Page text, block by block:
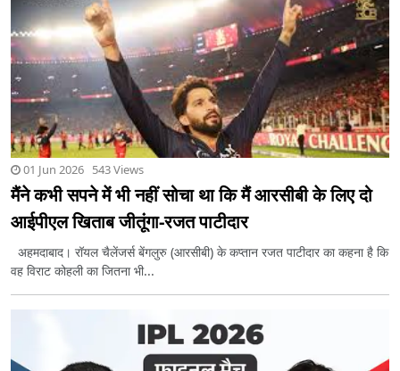
01 Jun 2026 543 Views
मैंने कभी सपने में भी नहीं सोचा था कि मैं आरसीबी के लिए दो
आईपीएल खिताब जीतूंगा-रजत पाटीदार
अहमदाबाद। रॉयल चैलेंजर्स बेंगलुरु (आरसीबी) के कप्तान रजत पाटीदार का कहना है कि
वह विराट कोहली का जितना भी...